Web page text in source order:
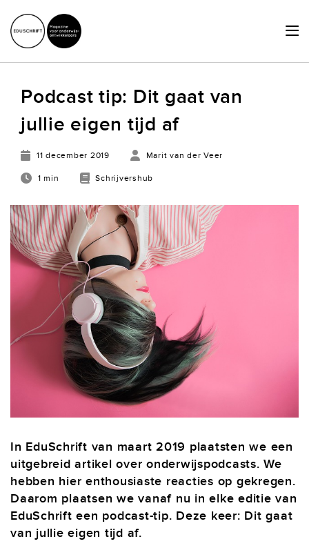
ACTUEEL
SCHRIJVERSHUB
ACHTERGRONDEN
JURIDISCHE ZAKEN
OVER ONS
LID WORDEN
Podcast tip: Dit gaat van
jullie eigen tijd af
11 december 2019 Marit van der Veer
1 min Schrijvershub
In EduSchrift van maart 2019 plaatsten we een
uitgebreid artikel over onderwijspodcasts. We
hebben hier enthousiaste reacties op gekregen.
Daarom plaatsen we vanaf nu in elke editie van
EduSchrift een podcast-tip. Deze keer: Dit gaat
van jullie eigen tijd af.